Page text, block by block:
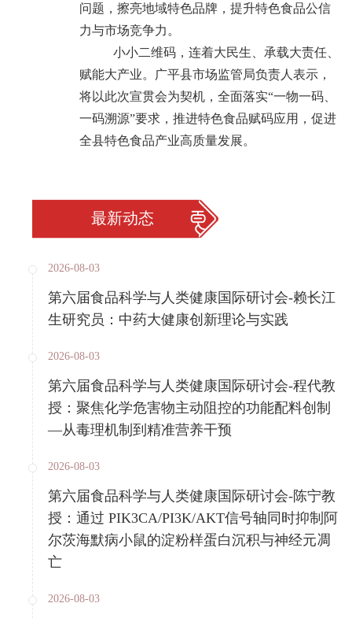
问题，擦亮地域特色品牌，提升特色食品公信
力与市场竞争力。
小小二维码，连着大民生、承载大责任、
赋能大产业。广平县市场监管局负责人表示，
将以此次宣贯会为契机，全面落实“一物一码、
一码溯源”要求，推进特色食品赋码应用，促进
全县特色食品产业高质量发展。
最新动态
2026-08-03
第六届食品科学与人类健康国际研讨会-赖长江
生研究员：中药大健康创新理论与实践
2026-08-03
第六届食品科学与人类健康国际研讨会-程代教
授：聚焦化学危害物主动阻控的功能配料创制
—从毒理机制到精准营养干预
2026-08-03
第六届食品科学与人类健康国际研讨会-陈宁教
授：通过 PIK3CA/PI3K/AKT信号轴同时抑制阿
尔茨海默病小鼠的淀粉样蛋白沉积与神经元凋
亡
2026-08-03